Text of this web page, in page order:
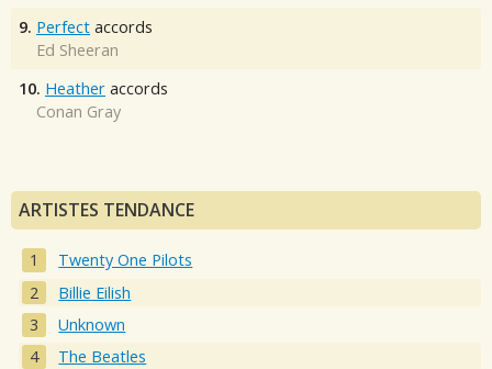
9. Perfect accords
Ed Sheeran
10. Heather accords
Conan Gray
ARTISTES TENDANCE
Twenty One Pilots
Billie Eilish
Unknown
The Beatles